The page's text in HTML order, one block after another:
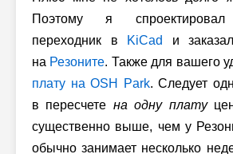
Поэтому я спроектировал
переходник в
KiCad
и
на Резоните. Также для вашего
плату на OSH Park. Следует
в пересчете на одну плату
существенно выше, чем у
обычно занимает несколько